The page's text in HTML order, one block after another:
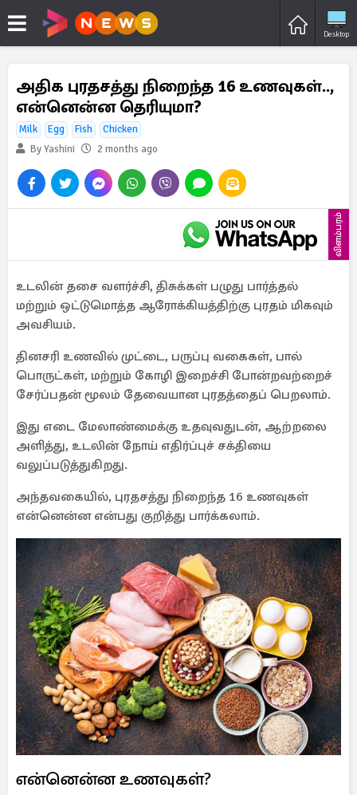
Desktop
அதிக புரதசத்து நிறைந்த 16 உணவுகள்..,
என்னென்ன தெரியுமா?
Milk Egg Fish
Chicken
By Yashini
2 months ago
விளம்பரம்
உடலின் தசை வளர்ச்சி, திசுக்கள் பழுது பார்த்தல்
மற்றும் ஒட்டுமொத்த ஆரோக்கியத்திற்கு புரதம் மிகவும்
அவசியம்.
தினசரி உணவில் முட்டை, பருப்பு வகைகள், பால்
பொருட்கள், மற்றும் கோழி இறைச்சி போன்றவற்றைச்
சேர்ப்பதன் மூலம் தேவையான புரதத்தைப் பெறலாம்.
இது எடை மேலாண்மைக்கு உதவுவதுடன், ஆற்றலை
அளித்து, உடலின் நோய் எதிர்ப்புச் சக்தியை
வலுப்படுத்துகிறது.
அந்தவகையில், புரதசத்து நிறைந்த 16 உணவுகள்
என்னென்ன என்பது குறித்து பார்க்கலாம்.
என்னென்ன உணவுகள்?